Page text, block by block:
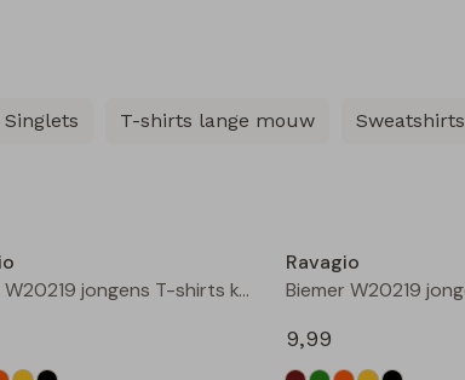
Singlets T-shirts lange mouw Sweatshirts
Biemer W20219 jongens T-shirts korte mouw Mint
Ravagio
9,99